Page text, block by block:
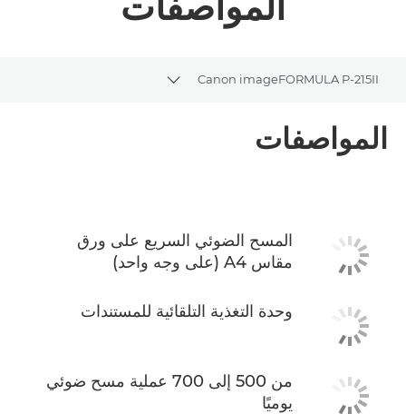
Canon imageFORMULA P-215II
Toggle breadcrumbs
نظرة عامة
المواصفات
المسح الضوئي السريع على ورق
مقاس A4 (على وجه واحد)
وحدة التغذية التلقائية للمستندات
من 500 إلى 700 عملية مسح ضوئي
يوميًا